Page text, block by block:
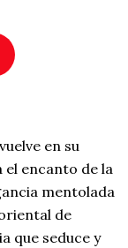
en su
encanto de la
mentolada
de
que seduce y